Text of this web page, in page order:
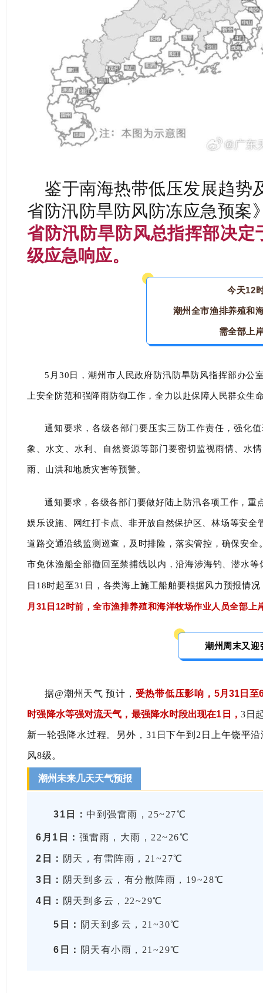
鉴于南海热带低压发展趋势
省防汛防旱防风防冻应急预案
省防汛防旱防风总指挥部决
级应急响应。
今天12
潮州全市渔排养殖和
需全部上
5月30日，潮州市人民政府防汛防旱防风指挥部办公
上安全防范和强降雨防御工作，全力以赴保障人民群众生
通知要求，各级各部门要压实三防工作责任，强化
象、水文、水利、自然资源等部门要密切监视雨情、水
雨、山洪和地质灾害等预警。
通知要求 ，各级各部门要做好陆上防汛各项工作，
娱乐设施、网红打卡点、非开放自然保护区、林场等安
道路交通沿线监测巡查，及时排险，落实管控，确保安
市免休渔船全部撤回至禁捕线以内，沿海涉海钓、潜水
日18时起至31日，各类海上施工船舶要根据风力预报情
月31日12时前，全市渔排养殖和海洋牧场作业人员全部上
潮州周末又迎
据@潮州天气 预计， 受热带低压影响， 5月31日至
时强降水等强对流天气，最强降水时段出现在1日， 3日
新一轮强降水过程。另外，31日下午到2日上午饶平
风8级。
潮州未来几天天气预报
31日： 中到强雷雨，25~27℃
6月1日： 强雷雨，大雨，22~26℃
2日： 阴天，有雷阵雨，21~27℃
3日： 阴天到多云，有分散阵雨，19~28℃
4日： 阴天到多云，22~29℃
5日： 阴天到多云，21~30℃
6日： 阴天有小雨，21~29℃